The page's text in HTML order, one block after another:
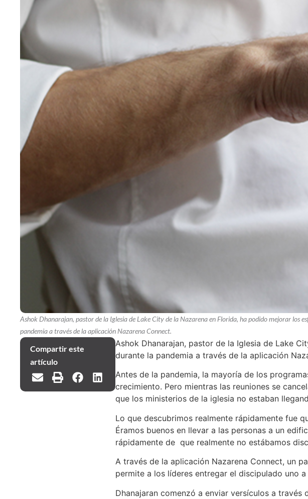
Ashok Dhanarajan, pastor de la Iglesia de Lake City de la Nazarena en Florida, ha podido mejorar los
pandemia a través de la aplicación Nazarena Connect.
Compartir este
artículo
Ashok Dhanarajan, pastor de la Iglesia de Lake
durante la pandemia a través de la aplicación
Antes de la pandemia, la mayoría de los
crecimiento. Pero mientras las reuniones se
que los ministerios de la iglesia no estaban
Lo que descubrimos realmente rápidamente fue
Éramos buenos en llevar a las personas a un
rápidamente de que realmente no estábamos
A través de la aplicación Nazarena Connect, un
permite a los líderes entregar el discipulado uno
Dhanajaran comenzó a enviar versículos a